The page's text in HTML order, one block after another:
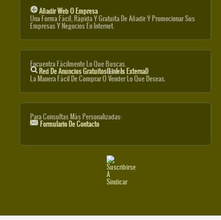
Añadir Web O Empresa
Una Forma Fácil, Rápida Y Gratuita De Añadir Y Promocionar Sus
Empresas Y Negocios En Internet.
Encuentra Fácilmente Lo Que Buscas.
Red De Anuncios Gratuitos(link Is External)
La Manera Fácil De Comprar O Vender Lo Que Deseas.
Para Consultas Más Personalizadas:
Formulario De Contacto